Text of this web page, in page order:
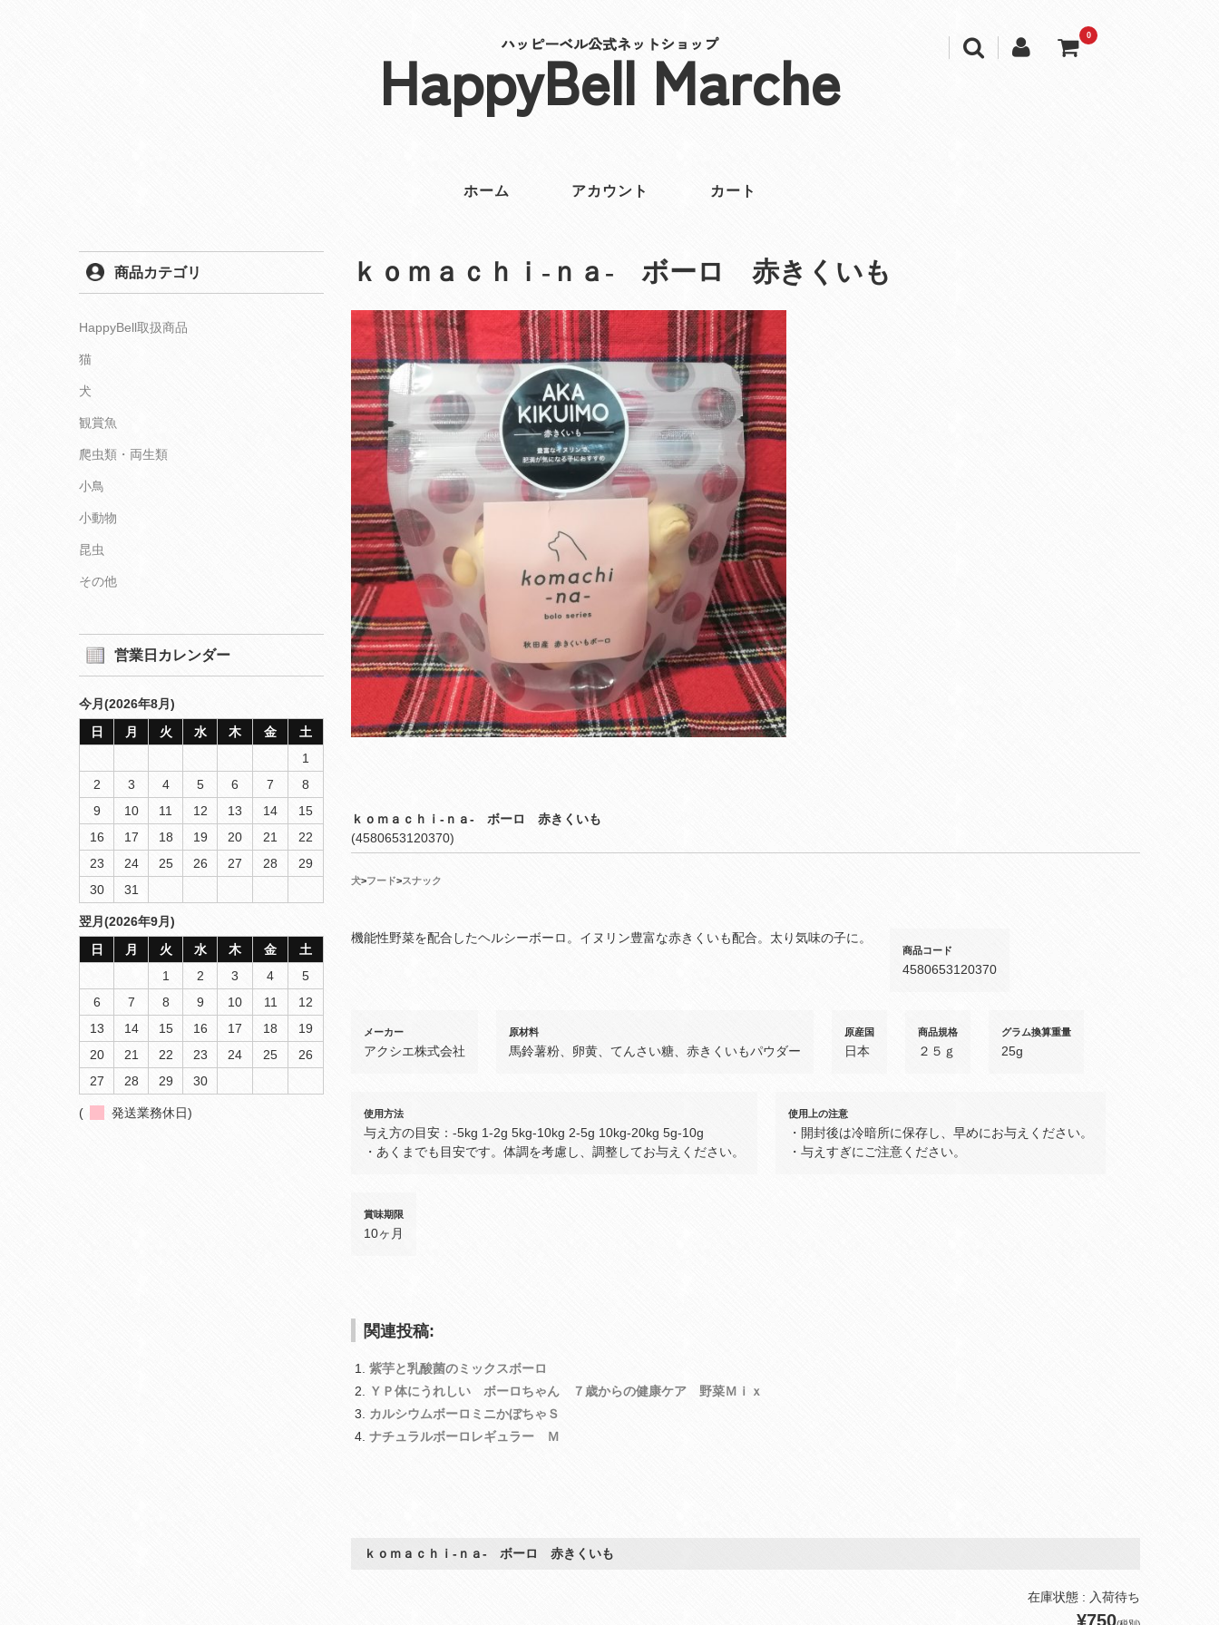
ハッピーベル公式ネットショップ
HappyBell Marche
0
ホーム アカウント カート
ｋｏｍａｃｈｉ‐ｎａ‐ ボーロ 赤きくいも
ｋｏｍａｃｈｉ‐ｎａ‐ ボーロ 赤きくいも
(4580653120370)
犬>フード>スナック
機能性野菜を配合したヘルシーボーロ。イヌリン豊富な赤きくいも配合。太り気味の子に。
商品コード
4580653120370
メーカー
アクシエ株式会社
原材料
馬鈴薯粉、卵黄、てんさい糖、赤きくいもパウダー
原産国
日本
商品規格
２５ｇ
グラム換算重量
25g
使用方法
与え方の目安：‐5kg 1‐2g 5kg‐10kg 2‐5g 10kg‐20kg 5g‐10g
・あくまでも目安です。体調を考慮し、調整してお与えください。
使用上の注意
・開封後は冷暗所に保存し、早めにお与えください。
・与えすぎにご注意ください。
賞味期限
10ヶ月
関連投稿:
紫芋と乳酸菌のミックスボーロ
ＹＰ体にうれしい ボーロちゃん ７歳からの健康ケア 野菜Ｍｉｘ
カルシウムボーロミニかぼちゃＳ
ナチュラルボーロレギュラー Ｍ
ｋｏｍａｃｈｉ‐ｎａ‐ ボーロ 赤きくいも
在庫状態 : 入荷待ち
¥750
商品カテゴリ
HappyBell取扱商品
猫
犬
観賞魚
爬虫類・両生類
小鳥
小動物
昆虫
その他
営業日カレンダー
今月(2026年8月)
日
月 火 水 木 金
土
1
2
3 4 5 6 7
8
9
10 11 12 13 14
15
16
17 18 19 20 21
22
23
24 25 26 27 28
29
30
31
翌月(2026年9月)
日
月 火 水 木 金
土
1
2 3 4
5
6
7 8 9 10 11
12
13
14 15 16 17 18
19
20
21 22 23 24 25
26
27
28 29 30
( 発送業務休日)